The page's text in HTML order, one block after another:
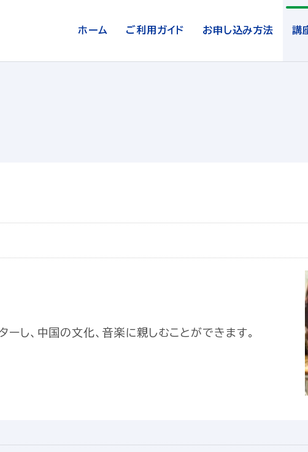
ホーム ご利用ガイド お申し込み方法 講
し、中国の文化、音楽に親しむことができます。